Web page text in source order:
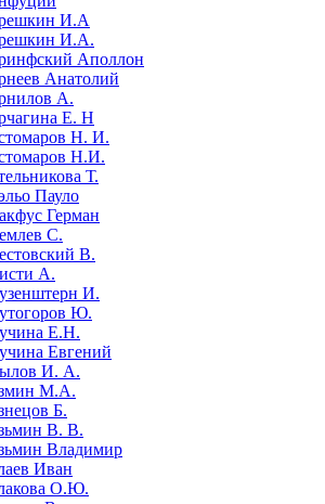
И.А
И.А.
Аполлон
Анатолий
А.
Е. Н
Н. И.
Н.И.
Т.
Пауло
Герман
С.
В.
А.
И.
Ю.
Е.Н.
Евгений
И. А.
М.А.
Б.
В. В.
Владимир
Иван
О.Ю.